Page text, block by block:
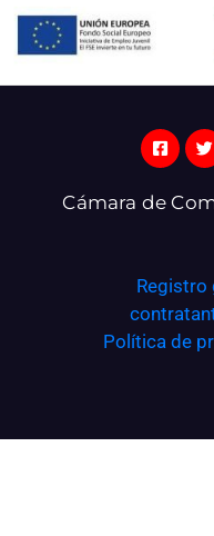
Cámara de
Registro
Política de